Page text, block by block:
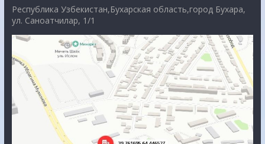
Республика Узбекистан,Бухарская область,город Бухара,
ул. Саноатчилар, 1/1